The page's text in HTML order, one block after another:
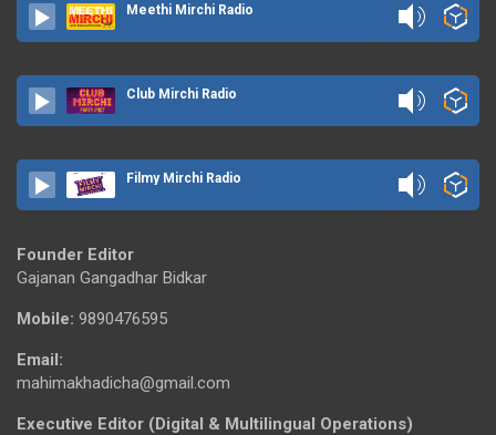
Meethi Mirchi Radio
Club Mirchi Radio
Filmy Mirchi Radio
Founder Editor
Gajanan Gangadhar Bidkar
Mobile: 9890476595
Email:
mahimakhadicha@gmail.com
Executive Editor (Digital & Multilingual Operations)